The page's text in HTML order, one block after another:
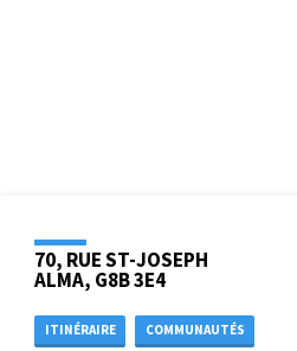
70, RUE ST-JOSEPH
ALMA, G8B 3E4
ITINÉRAIRE COMMUNAUTÉS